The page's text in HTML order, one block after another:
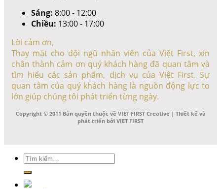
Sáng: 8:00 - 12:00
Chiều: 13:00 - 17:00
Lời cảm ơn,
Thay mặt cho đội ngũ nhân viên của Việt First, xin
chân thành cảm ơn quý khách hàng đã quan tâm và
tìm hiểu các sản phẩm, dịch vụ của Việt First. Sự
quan tâm của quý khách hàng là nguồn động lực to
lớn giúp chúng tôi phát triển từng ngày.
Copyright © 2011 Bản quyền thuộc về VIET FIRST Creative | Thiết kế và
phát triển bởi VIET FIRST
Tìm
kiếm: